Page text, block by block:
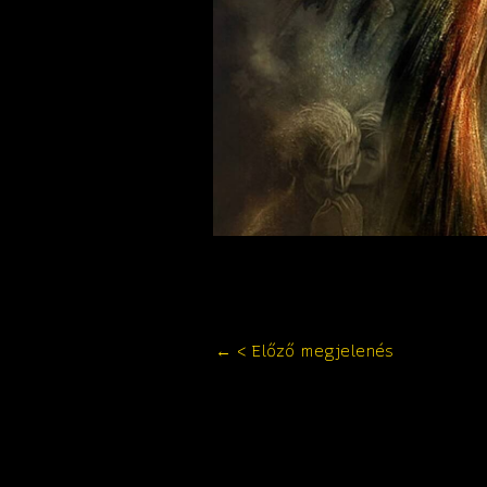
← < Előző megjelenés